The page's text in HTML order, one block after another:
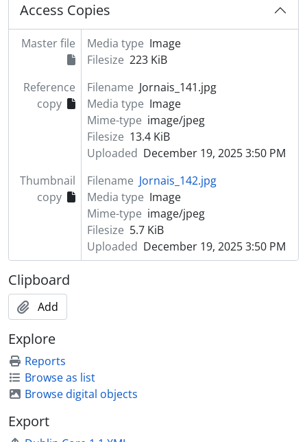
Access Copies
Master file Media type Image
Filesize 223 KiB
Reference
copy
Filename Jornais_141.jpg
Media type Image
Mime-type image/jpeg
Filesize 13.4 KiB
Uploaded December 19, 2025 3:50 PM
Thumbnail
copy
Filename Jornais_142.jpg
Media type Image
Mime-type image/jpeg
Filesize 5.7 KiB
Uploaded December 19, 2025 3:50 PM
Clipboard
Add
Explore
Reports
Browse as list
Browse digital objects
Export